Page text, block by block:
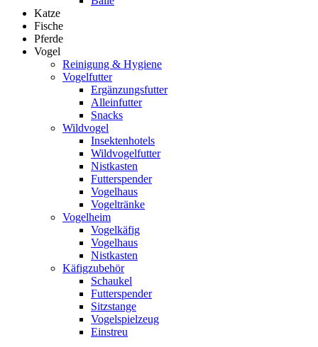
Katze
Fische
Pferde
Vogel
Reinigung & Hygiene
Vogelfutter
Ergänzungsfutter
Alleinfutter
Snacks
Wildvogel
Insektenhotels
Wildvogelfutter
Nistkasten
Futterspender
Vogelhaus
Vogeltränke
Vogelheim
Vogelkäfig
Vogelhaus
Nistkasten
Käfigzubehör
Schaukel
Futterspender
Sitzstange
Vogelspielzeug
Einstreu